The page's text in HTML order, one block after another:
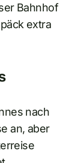
Bahnhof
extra
nach
an, aber